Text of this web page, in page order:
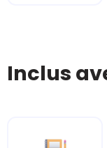
Inclus